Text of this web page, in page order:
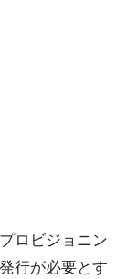
ロビジョニン
行が必要とす